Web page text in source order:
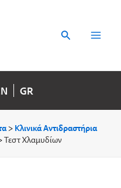
Αναζήτηση
GR
> Κλινικά Aντιδραστήρια
Τεστ Χλαμυδίων